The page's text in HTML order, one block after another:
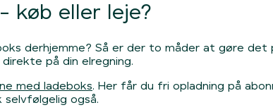
køb eller leje?
derhjemme? Så er der to måder at gøre
på din elregning.
med ladeboks. Her får du fri opladning på
også.